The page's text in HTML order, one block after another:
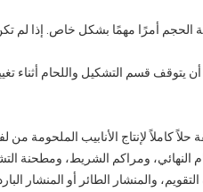
دقة الحجم أمرًا مهمًا بشكل خاص. إذا لم
يتوقف قسم التشكيل واللحام أثناء
ومراكم الشريط، ومطحنة
والمنشار الطائر أو المنشار